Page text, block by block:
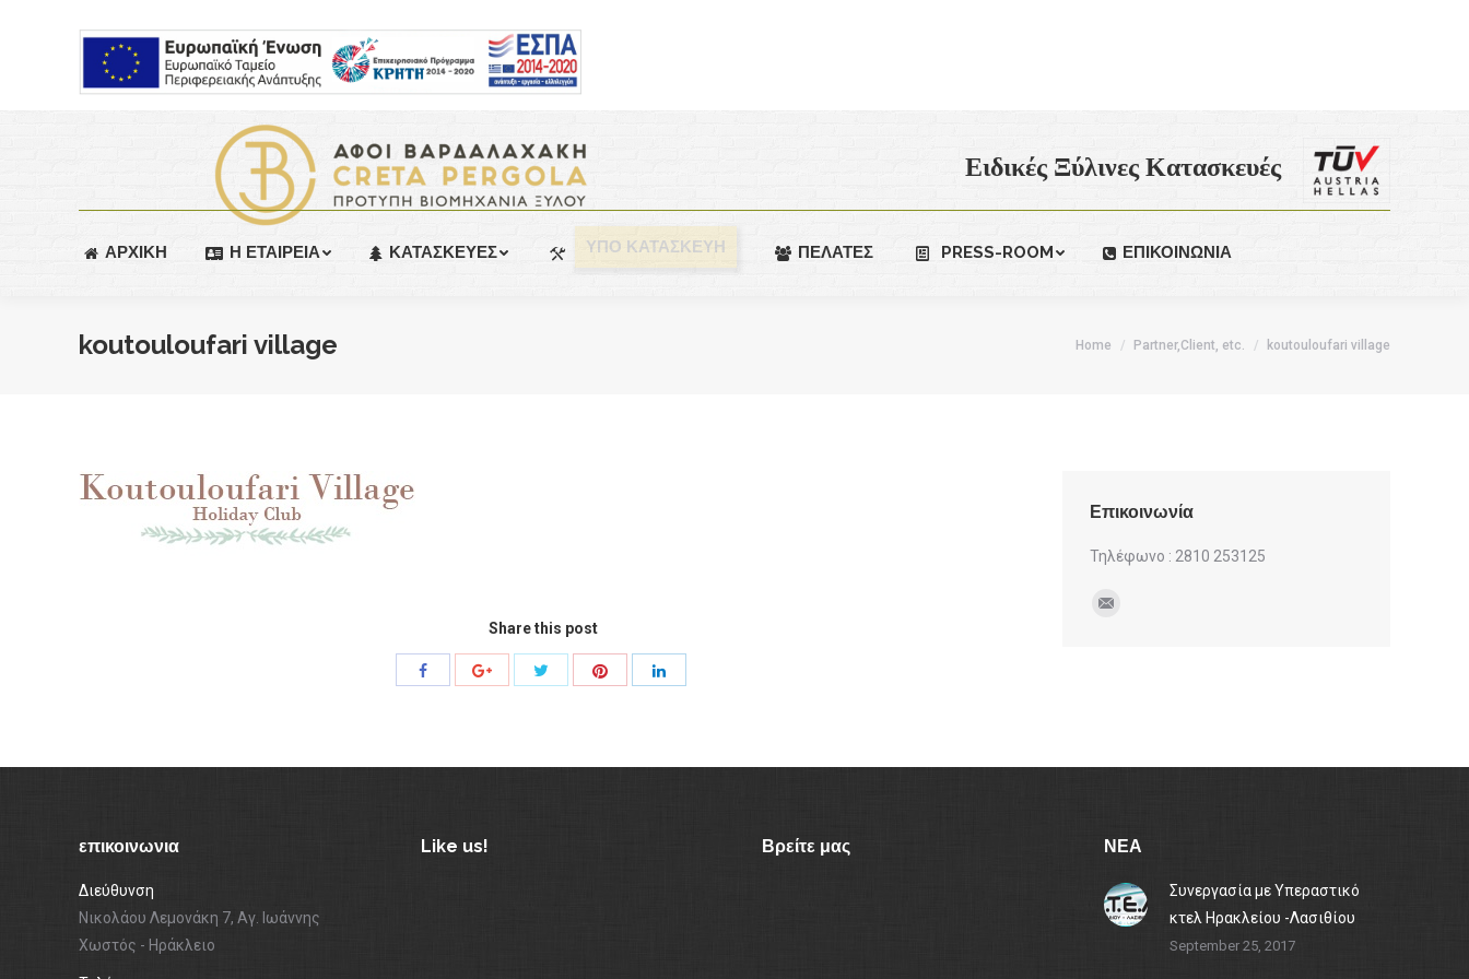
Ειδικές Ξύλινες Κατασκευές
ΑΡΧΙΚΗ Η ΕΤΑΙΡΕΙΑ ΚΑΤΑΣΚΕΥΕΣ ΥΠΟ ΚΑΤΑΣΚΕΥΗ ΠΕΛΑΤΕΣ PRESS-ROOM ΕΠΙΚΟΙΝΩΝΙΑ
koutouloufari village Home Partner,Client, etc. koutouloufari village
Share this post
Share Share
Share
Share
Επικοινωνία
Τηλέφωνο : 2810 253125
Find us on:
επικοινωνια
Διεύθυνση
Νικολάου Λεμονάκη 7, Αγ. Ιωάννης
Χωστός - Ηράκλειο
Like us! Βρείτε μας ΝΕΑ
Συνεργασία με Υπεραστικό
κτελ Ηρακλείου -Λασιθίου
September 25, 2017